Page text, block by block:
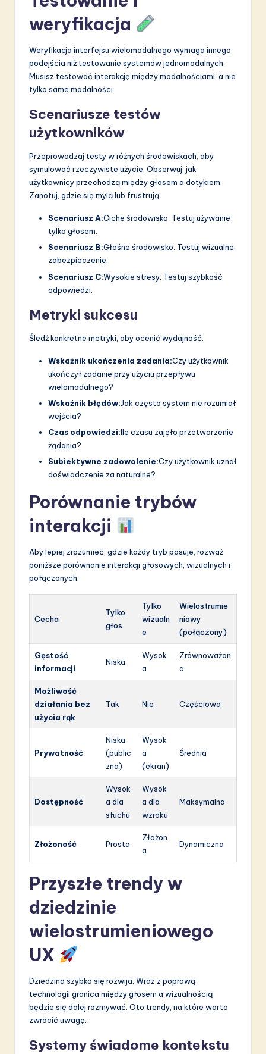
weryfikacja
Weryfikacja interfejsu wielomodalnego wymaga innego
podejścia niż testowanie systemów jednomodalnych.
Musisz testować interakcję między modalnościami, a nie
tylko same modalności.
Scenariusze testów
użytkowników
Przeprowadzaj testy w różnych środowiskach, aby
symulować rzeczywiste użycie. Obserwuj, jak
użytkownicy przechodzą między głosem a dotykiem.
Zanotuj, gdzie się mylą lub frustrują.
Scenariusz A:Ciche środowisko. Testuj używanie
tylko głosem.
Scenariusz B:Głośne środowisko. Testuj wizualne
zabezpieczenie.
Scenariusz C:Wysokie stresy. Testuj szybkość
odpowiedzi.
Metryki sukcesu
Śledź konkretne metryki, aby ocenić wydajność:
Wskaźnik ukończenia zadania:Czy użytkownik
ukończył zadanie przy użyciu przepływu
wielomodalnego?
Wskaźnik błędów:Jak często system nie rozumiał
wejścia?
Czas odpowiedzi:Ile czasu zajęło przetworzenie
żądania?
Subiektywne zadowolenie:Czy użytkownik uznał
doświadczenie za naturalne?
Porównanie trybów
interakcji
Aby lepiej zrozumieć, gdzie każdy tryb pasuje, rozważ
poniższe porównanie interakcji głosowych, wizualnych i
połączonych.
Cecha
Tylko
głos
Tylko
wizualn
e
Wielostrumie
niowy
(połączony)
Gęstość
informacji
Niska
Wysok
a
Zrównoważon
a
Możliwość
działania bez
użycia rąk
Tak Nie Częściowa
Prywatność
Niska
(public
zna)
Wysok
a
(ekran)
Średnia
Dostępność
Wysok
a dla
słuchu
Wysok
a dla
wzroku
Maksymalna
Złożoność Prosta
Złożon
a
Dynamiczna
Przyszłe trendy w
dziedzinie
wielostrumieniowego
UX
Dziedzina szybko się rozwija. Wraz z poprawą
technologii granica między głosem a wizualnością
będzie się dalej rozmywać. Oto trendy, na które warto
zwrócić uwagę.
Systemy świadome kontekstu